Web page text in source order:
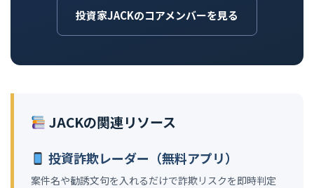
投資家JACKのコアメンバーを見る
JACKの関連リソース
投資詐欺レーダー（無料アプリ）
案件名や勧誘文句を入れるだけで詐欺リスクを即時判定